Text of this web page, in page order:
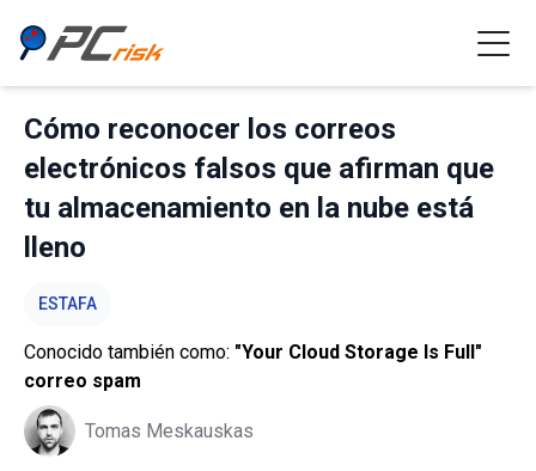
Cómo reconocer los correos
electrónicos falsos que afirman que
tu almacenamiento en la nube está
lleno
ESTAFA
Conocido también como: "Your Cloud Storage Is Full"
correo spam
Tomas Meskauskas